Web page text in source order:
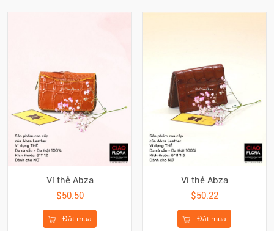
Ví thẻ Abza
$50.50
Đặt mua
Ví thẻ Abza
$50.22
Đặt mua